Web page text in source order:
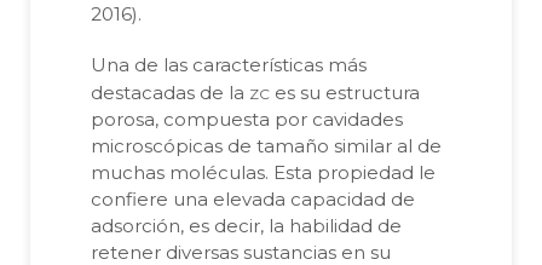
2016).
Una de las características más
destacadas de la zc es su estructura
porosa, compuesta por cavidades
microscópicas de tamaño similar al de
muchas moléculas. Esta propiedad le
confiere una elevada capacidad de
adsorción, es decir, la habilidad de
retener diversas sustancias en su